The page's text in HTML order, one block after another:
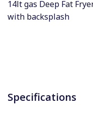
14lt gas Deep Fat
with backsplash
Specifications